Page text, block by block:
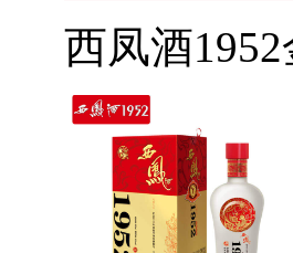
西凤酒